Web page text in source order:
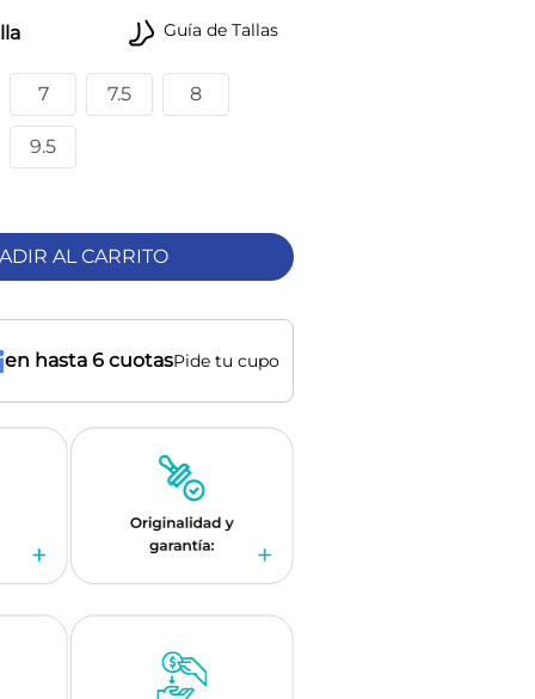
Guía de Tallas
7 7.5 8
9.5
AL CARRITO
en hasta 6 cuotasPide tu cupo